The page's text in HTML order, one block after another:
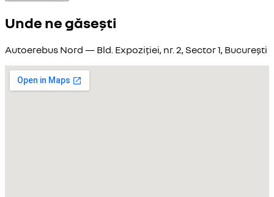
Unde ne găsești
Autoerebus Nord — Bld. Expoziției, nr. 2, Sector 1, București